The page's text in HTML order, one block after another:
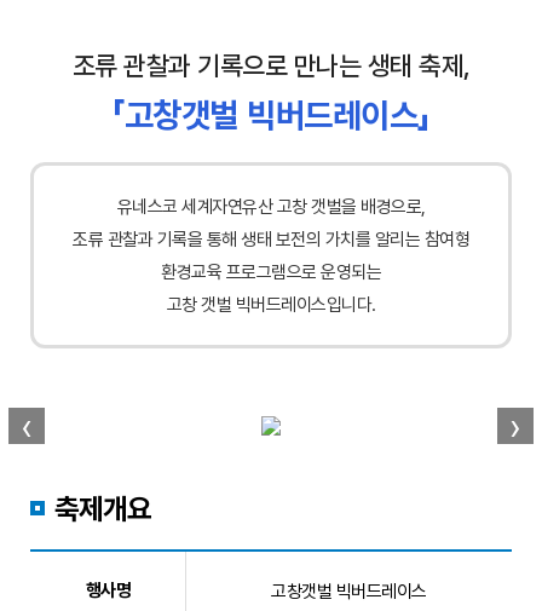
조류 관찰과 기록으로 만나는 생태 축제,
「고창갯벌 빅버드레이스」
유네스코 세계자연유산 고창 갯벌을 배경으로,
조류 관찰과 기록을 통해 생태 보전의 가치를 알리는 참여형
환경교육 프로그램으로 운영되는
고창 갯벌 빅버드레이스입니다.
‹ ›
축제개요
행사명 고창갯벌 빅버드레이스